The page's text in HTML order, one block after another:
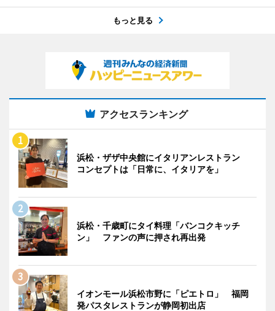
もっと見る
アクセスランキング
浜松・ザザ中央館にイタリアンレストラン
コンセプトは「日常に、イタリアを」
浜松・千歳町にタイ料理「バンコクキッチ
ン」 ファンの声に押され再出発
イオンモール浜松市野に「ピエトロ」 福岡
発パスタレストランが静岡初出店